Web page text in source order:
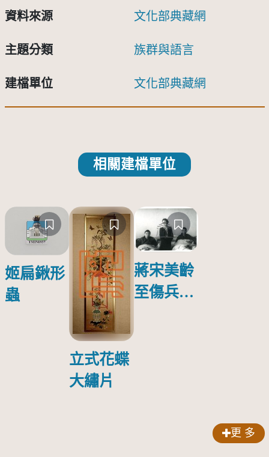
資料來源 文化部典藏網
主題分類 族群與語言
建檔單位 文化部典藏網
相關建檔單位
姬扁鍬形
蟲
立式花蝶
大繡片
蔣宋美齡
至傷兵醫
傷日本戰
更 多